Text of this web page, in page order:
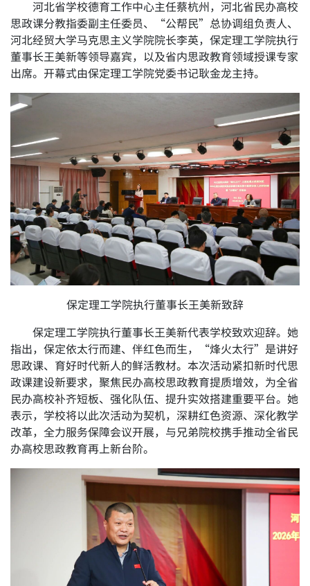
河北省学校德育工作中心主任蔡杭州，河北省民办高校
思政课分教指委副主任委员、“公帮民”总协调组负责人、
河北经贸大学马克思主义学院院长李英，保定理工学院执行
董事长王美新等领导嘉宾，以及省内思政教育领域授课专家
出席。开幕式由保定理工学院党委书记耿金龙主持。
保定理工学院执行董事长王美新致辞
保定理工学院执行董事长王美新代表学校致欢迎辞。她
指出，保定依太行而建、伴红色而生，“烽火太行”是讲好
思政课、育好时代新人的鲜活教材。本次活动紧扣新时代思
政课建设新要求，聚焦民办高校思政教育提质增效，为全省
民办高校补齐短板、强化队伍、提升实效搭建重要平台。她
表示，学校将以此次活动为契机，深耕红色资源、深化教学
改革，全力服务保障会议开展，与兄弟院校携手推动全省民
办高校思政教育再上新台阶。